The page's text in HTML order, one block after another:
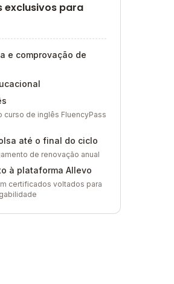
exclusivos para
e comprovação de
curso de inglês FluencyPass
até o final do ciclo
de renovação anual
à plataforma Allevo
certificados voltados para